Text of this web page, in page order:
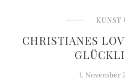
KUNST
CHRISTIANES
1. November